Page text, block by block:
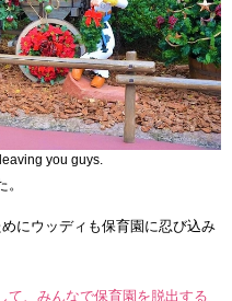
you guys.
にウッディも保育園に忍び込み
て、みんなで保育園を脱出する